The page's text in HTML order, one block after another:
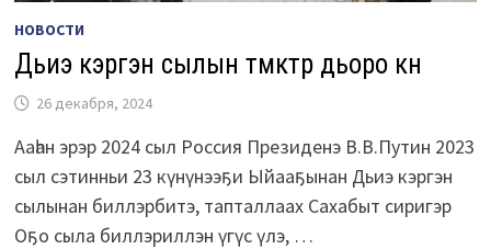
НОВОСТИ
Дьиэ кэргэн сылын түмүктүүр дьоро күн
26 декабря, 2024
Ааһан эрэр 2024 сыл Россия Президенэ В.В.Путин 2023
сыл сэтинньи 23 күнүнээҕи Ыйааҕынан Дьиэ кэргэн
сылынан биллэрбитэ, тапталлаах Сахабыт сиригэр
Оҕо сыла биллэриллэн үгүс үлэ, …